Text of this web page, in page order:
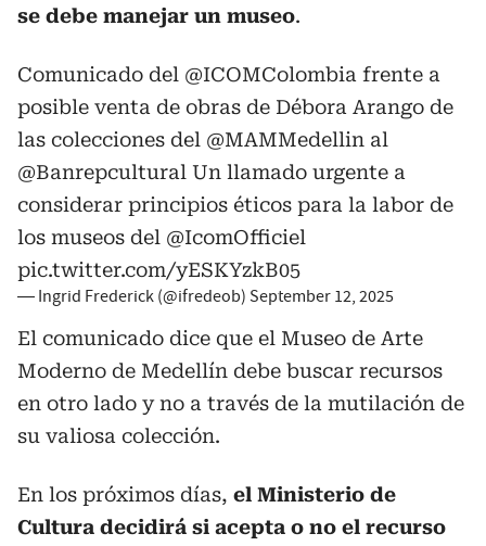
se debe manejar un museo.
Comunicado del @ICOMColombia frente a
posible venta de obras de Débora Arango de
las colecciones del @MAMMedellin al
@Banrepcultural Un llamado urgente a
considerar principios éticos para la labor de
los museos del @IcomOfficiel
pic.twitter.com/yESKYzkB05
— Ingrid Frederick (@ifredeob) September 12, 2025
El comunicado dice que el Museo de Arte
Moderno de Medellín debe buscar recursos
en otro lado y no a través de la mutilación de
su valiosa colección.
En los próximos días, el Ministerio de
Cultura decidirá si acepta o no el recurso